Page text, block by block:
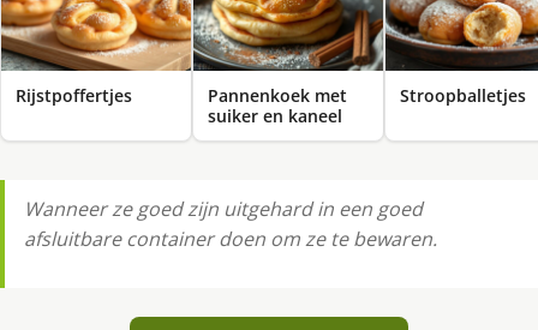
Rijstpoffertjes
Pannenkoek met
suiker en kaneel
Stroopballetjes
Wanneer ze goed zijn uitgehard in een goed
afsluitbare container doen om ze te bewaren.